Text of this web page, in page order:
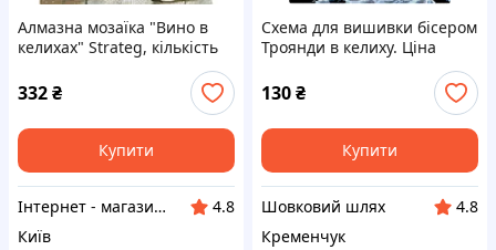
Алмазна мозаїка "Вино в
келихах" Strateg, кількість
квітів 28, кількість кольорів
11, 30х40 см.
332₴
Купити
Інтернет - магазин "Lion"
4.8
Київ
Схема для вишивки бісером
Троянди в келиху. Ціна
130₴
Купити
Шовковий шлях
4.8
Кременчук